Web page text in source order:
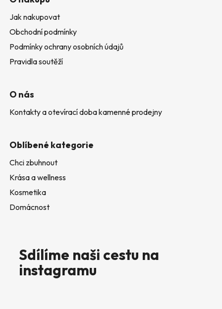
Jak nakupovat
Obchodní podmínky
Podmínky ochrany osobních údajů
Pravidla soutěží
O nás
Kontakty a otevírací doba kamenné prodejny
Oblíbené kategorie
Chci zbuhnout
Krása a wellness
Kosmetika
Domácnost
Sdílíme naši cestu na
instagramu